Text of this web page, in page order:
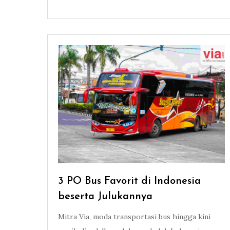
3 PO Bus Favorit di Indonesia
beserta Julukannya
Mitra Via, moda transportasi bus hingga kini